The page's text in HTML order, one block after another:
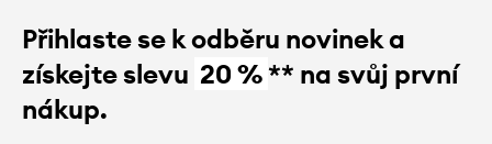
Přihlaste se k odběru novinek a
získejte slevu 20 %** na svůj první
nákup.